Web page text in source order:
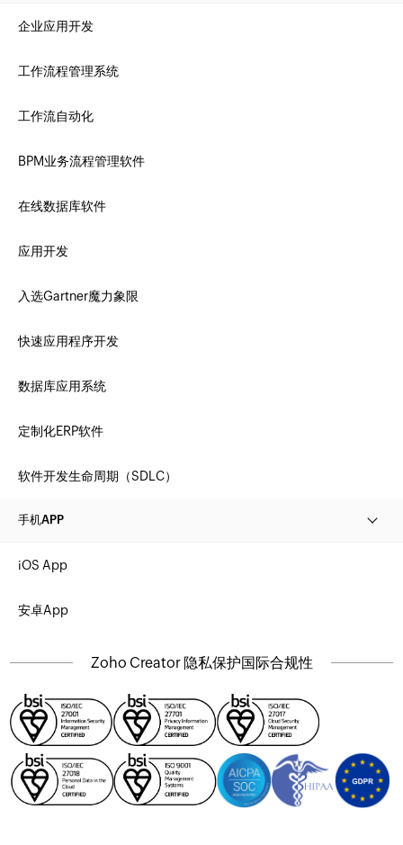
企业应用开发
工作流程管理系统
工作流自动化
BPM业务流程管理软件
在线数据库软件
应用开发
入选Gartner魔力象限
快速应用程序开发
数据库应用系统
定制化ERP软件
软件开发生命周期（SDLC）
手机APP
iOS App
安卓App
Zoho Creator 隐私保护国际合规性